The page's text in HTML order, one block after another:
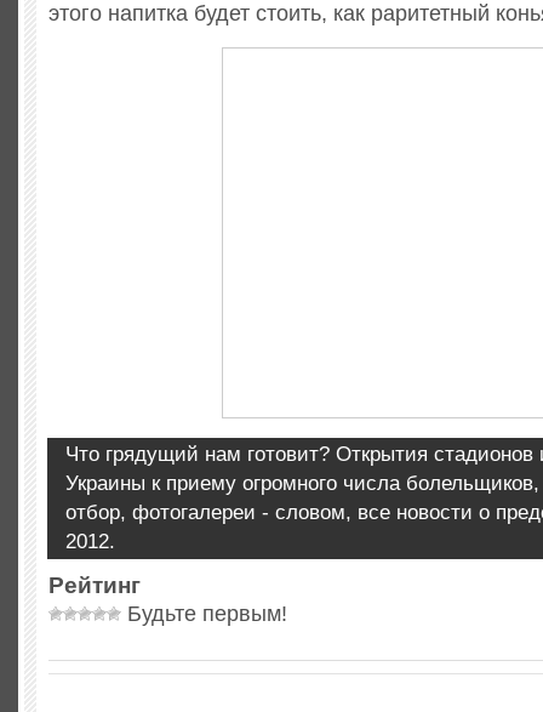
этого напитка будет стоить, как раритетный
Что грядущий нам готовит? Открытия стадионов
Украины к приему огромного числа
отбор, фотогалереи - словом, все новости о
2012.
Рейтинг
Будьте первым!